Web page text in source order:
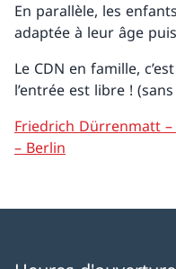
En parallèle, les
adaptée à leur âge
Le CDN en famille,
l’entrée est libre !
Friedrich Dürrenmatt
– Berlin